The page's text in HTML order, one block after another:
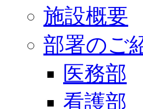
施設概要
部署のご
医務部
看護部